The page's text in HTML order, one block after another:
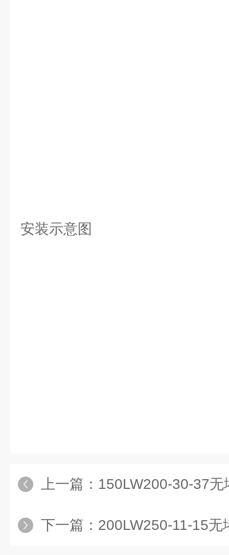
安装示意图
上一篇： 150LW200-30-37
下一篇： 200LW250-11-15无